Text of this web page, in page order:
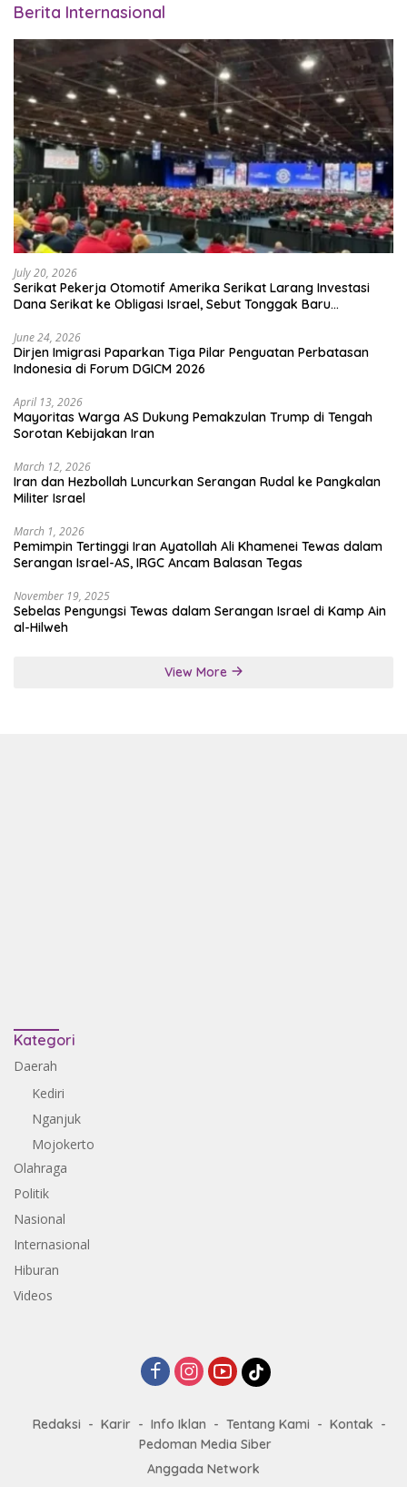
Berita Internasional
July 20, 2026
Serikat Pekerja Otomotif Amerika Serikat Larang Investasi
Dana Serikat ke Obligasi Israel, Sebut Tonggak Baru
June 24, 2026
Dirjen Imigrasi Paparkan Tiga Pilar Penguatan Perbatasan
Indonesia di Forum DGICM 2026
April 13, 2026
Mayoritas Warga AS Dukung Pemakzulan Trump di Tengah
Sorotan Kebijakan Iran
March 12, 2026
Iran dan Hezbollah Luncurkan Serangan Rudal ke Pangkalan
Militer Israel
March 1, 2026
Pemimpin Tertinggi Iran Ayatollah Ali Khamenei Tewas dalam
Serangan Israel-AS, IRGC Ancam Balasan Tegas
November 19, 2025
Sebelas Pengungsi Tewas dalam Serangan Israel di Kamp Ain
al-Hilweh
View More
Kategori
Daerah
Kediri
Nganjuk
Mojokerto
Olahraga
Politik
Nasional
Internasional
Hiburan
Videos
Redaksi Karir Info Iklan Tentang Kami
Kontak
Pedoman Media Siber
Anggada Network